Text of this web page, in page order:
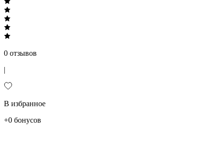
0 отзывов
|
В избранное
+0 бонусов